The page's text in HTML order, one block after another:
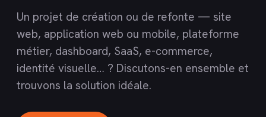
Un projet de création ou de refonte — site
web, application web ou mobile, plateforme
métier, dashboard, SaaS, e-commerce,
identité visuelle… ? Discutons-en ensemble et
trouvons la solution idéale.